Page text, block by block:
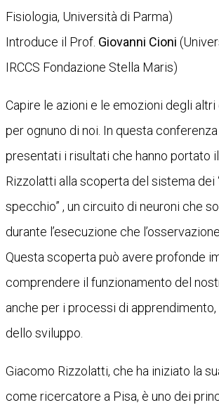
Fisiologia, Università di Parma)
Introduce il Prof. Giovanni Cioni
IRCCS Fondazione Stella Maris)
Capire le azioni e le emozioni degli
per ognuno di noi. In questa
presentati i risultati che hanno portato
Rizzolatti alla scoperta del sistema dei
specchio” , un circuito di neuroni che
durante l’esecuzione che
Questa scoperta può avere profonde
comprendere il funzionamento del
anche per i processi di apprendimento,
dello sviluppo.
Giacomo Rizzolatti, che ha iniziato la
come ricercatore a Pisa, è uno dei